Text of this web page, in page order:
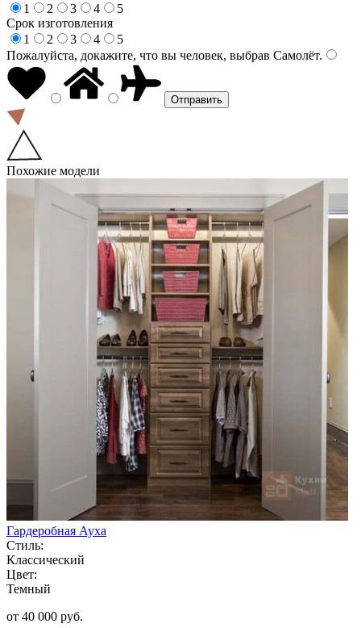
1
2 3 4
5
Срок изготовления
1
2 3 4
5
Пожалуйста, докажите, что вы человек, выбрав Самолёт.
Похожие модели
Гардеробная Ауха
Стиль:
Классический
Цвет:
Темный
от 40 000 руб.